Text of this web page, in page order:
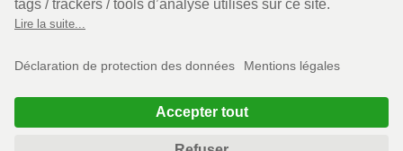
Service client
Rheinau-Linx
Service client
+49 7853 83 215
Centrale